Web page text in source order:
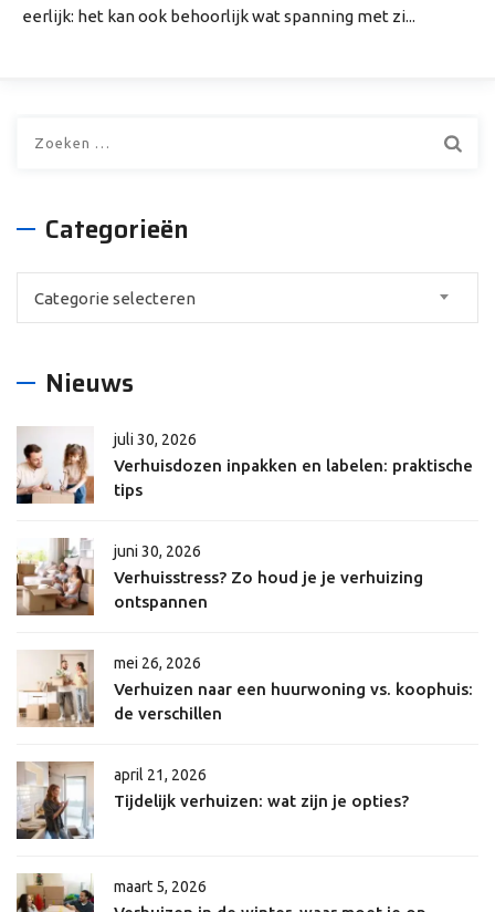
eerlijk: het kan ook behoorlijk wat spanning met zi...
Categorieën
Categorie selecteren
Nieuws
juli 30, 2026
Verhuisdozen inpakken en labelen: praktische
tips
juni 30, 2026
Verhuisstress? Zo houd je je verhuizing
ontspannen
mei 26, 2026
Verhuizen naar een huurwoning vs. koophuis:
de verschillen
april 21, 2026
Tijdelijk verhuizen: wat zijn je opties?
maart 5, 2026